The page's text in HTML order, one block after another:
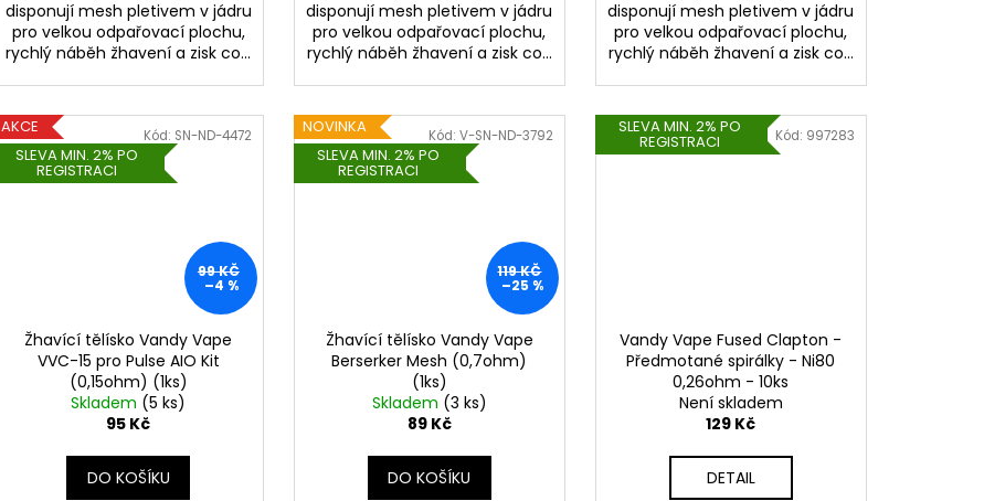
disponují mesh pletivem v jádru
pro velkou odpařovací plochu,
rychlý náběh žhavení a zisk co...
disponují mesh pletivem v jádru
pro velkou odpařovací plochu,
rychlý náběh žhavení a zisk co...
disponují mesh pletivem v jádru
pro velkou odpařovací plochu,
rychlý náběh žhavení a zisk co...
AKCE
SLEVA MIN. 2% PO
REGISTRACI
99 KČ
–4 %
Žhavící tělísko Vandy Vape
VVC-15 pro Pulse AIO Kit
(0,15ohm) (1ks)
Skladem (5 ks)
95 Kč
DO KOŠÍKU
Kód: SN-ND-4472
NOVINKA
SLEVA MIN. 2% PO
REGISTRACI
119 KČ
–25 %
Žhavící tělísko Vandy Vape
Berserker Mesh (0,7ohm)
(1ks)
Skladem (3 ks)
89 Kč
DO KOŠÍKU
Kód: V-SN-ND-3792 SLEVA MIN. 2% PO
REGISTRACI
Vandy Vape Fused Clapton -
Předmotané spirálky - Ni80
0,26ohm - 10ks
Není skladem
129 Kč
DETAIL
Kód: 997283